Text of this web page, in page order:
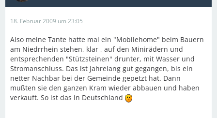
18. Februar 2009 um 23:05
Also meine Tante hatte mal ein "Mobilehome" beim Bauern
am Niedrrhein stehen, klar , auf den Minirädern und
entsprechenden "Stützsteinen" drunter, mit Wasser und
Stromanschluss. Das ist jahrelang gut gegangen, bis ein
netter Nachbar bei der Gemeinde gepetzt hat. Dann
mußten sie den ganzen Kram wieder abbauen und haben
verkauft. So ist das in Deutschland